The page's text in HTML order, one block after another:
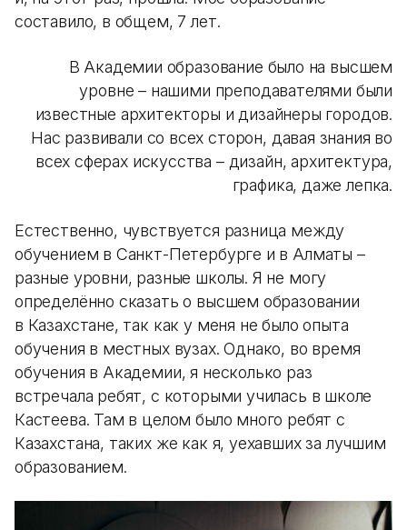
составило, в общем, 7 лет.
В Академии образование было на высшем
уровне – нашими преподавателями были
известные архитекторы и дизайнеры городов.
Нас развивали со всех сторон, давая знания во
всех сферах искусства – дизайн, архитектура,
графика, даже лепка.
Естественно, чувствуется разница между
обучением в Санкт-Петербурге и в Алматы –
разные уровни, разные школы. Я не могу
определённо сказать о высшем образовании
в Казахстане, так как у меня не было опыта
обучения в местных вузах. Однако, во время
обучения в Академии, я несколько раз
встречала ребят, с которыми училась в школе
Кастеева. Там в целом было много ребят с
Казахстана, таких же как я, уехавших за лучшим
образованием.